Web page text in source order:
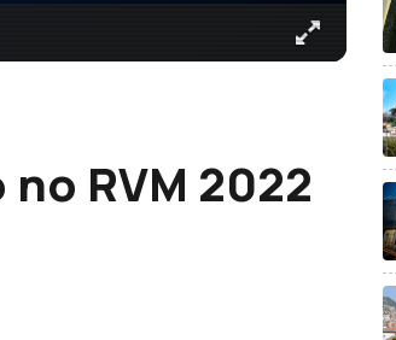
RVM 2022